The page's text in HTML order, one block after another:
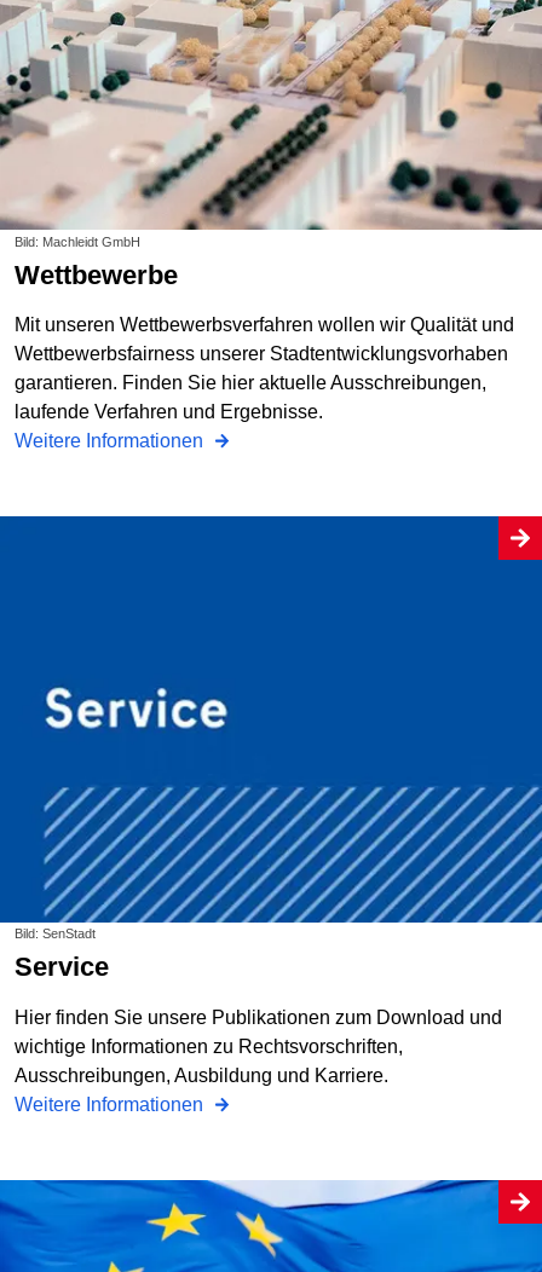
Bild: Machleidt GmbH
Wettbewerbe
Mit unseren Wettbewerbsverfahren wollen wir Qualität und
Wettbewerbsfairness unserer Stadtentwicklungsvorhaben
garantieren. Finden Sie hier aktuelle Ausschreibungen,
laufende Verfahren und Ergebnisse.
Weitere Informationen
Bild: SenStadt
Service
Hier finden Sie unsere Publikationen zum Download und
wichtige Informationen zu Rechtsvorschriften,
Ausschreibungen, Ausbildung und Karriere.
Weitere Informationen